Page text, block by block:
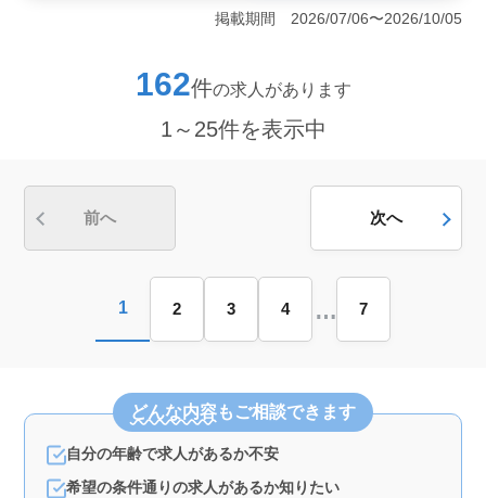
の代行や申告書の作成、資産税の対応（贈与税や相続税
の申告代行、節税対策、納税対策）税務調査対応などが
間働くことが可能です。 ＜キャリアの発展と安定し
た環境＞ 安定した会計事務所で、税理士業務に携わり
多く活躍する環境で、専門知識を高めながら、長期的な
災・健康・厚生の福利厚生も整っています。ご経験を活
掲載期間 2026/07/06〜2026/10/05
162件の求人があります
1～25件を表示中
前へ 次へ
1 2 3 4 … 7
どんな内容もご相談できます
自分の年齢で求人があるか不安
希望の条件通りの求人があるか知りたい